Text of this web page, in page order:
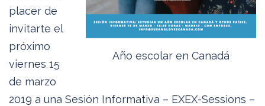
Año escolar en Canadá
placer de
invitarte el
próximo
viernes 15
de marzo
2019 a una Sesión Informativa – EXEX-Sessions –